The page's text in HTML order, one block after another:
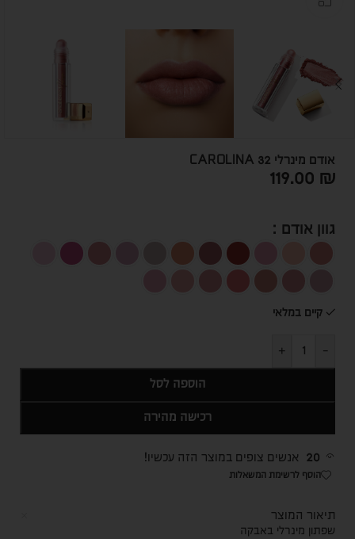
אודם מינרלי CAROLINA 32
119.00 ₪
גוון אודם
קיים במלאי
-
+
הוספה לסל
רכישה מהירה
20 אנשים צופים במוצר הזה עכשיו!
הוסף לרשימת המשאלות
תיאור המוצר
שפתון מינרלי באבקה